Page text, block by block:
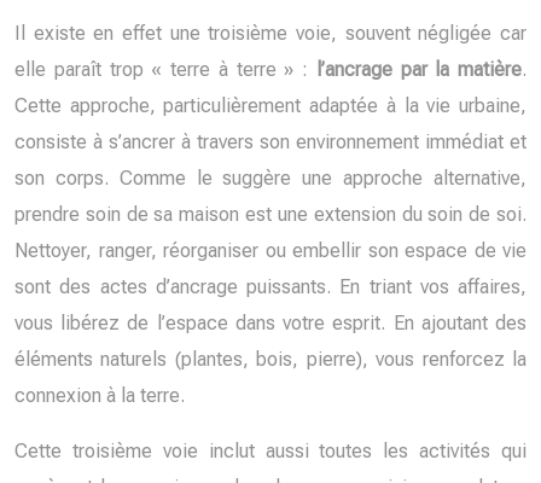
Il existe en effet une troisième voie, souvent négligée car
elle paraît trop « terre à terre » :
l’ancrage par la matière.
Cette approche, particulièrement adaptée à la vie urbaine,
consiste à s’ancrer à travers son environnement immédiat et
son corps. Comme le suggère une approche alternative,
prendre soin de sa maison est une extension du soin de soi.
Nettoyer, ranger, réorganiser ou embellir son espace de vie
sont des actes d’ancrage puissants. En triant vos affaires,
vous libérez de l’espace dans votre esprit. En ajoutant des
éléments naturels (plantes, bois, pierre), vous renforcez la
connexion à la terre.
Cette troisième voie inclut aussi toutes les activités qui